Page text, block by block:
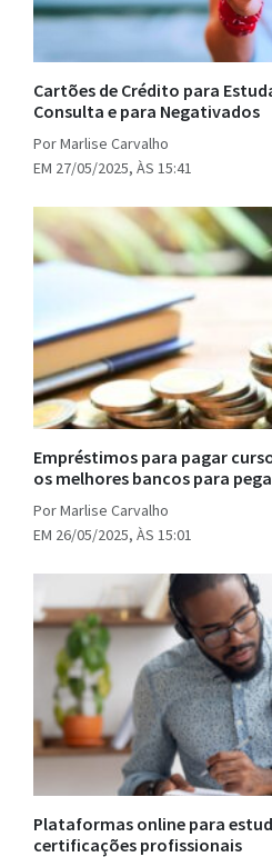
Cartões de Crédito para
Consulta e para Negativados
Por Marlise Carvalho
EM 27/05/2025, ÀS 15:41
Empréstimos para pagar
os melhores bancos para
Por Marlise Carvalho
EM 26/05/2025, ÀS 15:01
Plataformas online para
certificações profissionais